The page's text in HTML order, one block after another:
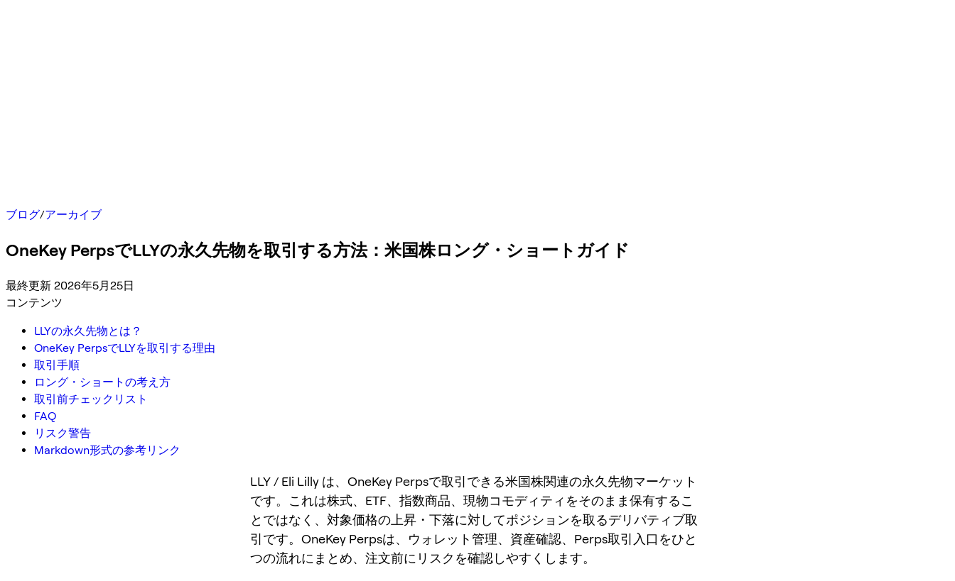
ブログ/アーカイブ
OneKey PerpsでLLYの永久先物を取引する方法：米国株ロング・ショートガイド
最終更新 2026年5月25日
コンテンツ
LLYの永久先物とは？
OneKey PerpsでLLYを取引する理由
取引手順
ロング・ショートの考え方
取引前チェックリスト
FAQ
リスク警告
Markdown形式の参考リンク
LLY / Eli Lilly は、OneKey Perpsで取引できる米国株関連の永久先物マーケット
です。これは株式、ETF、指数商品、現物コモディティをそのまま保有するこ
とではなく、対象価格の上昇・下落に対してポジションを取るデリバティブ取
引です。OneKey Perpsは、ウォレット管理、資産確認、Perps取引入口をひと
つの流れにまとめ、注文前にリスクを確認しやすくします。